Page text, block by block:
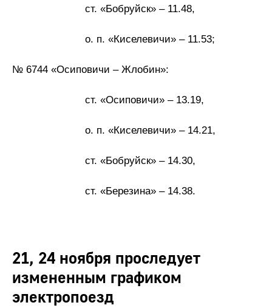
ст. «Бобруйск» – 11.48,
о. п. «Киселевичи» – 11.53;
№ 6744 «Осиповичи – Жлобин»:
ст. «Осиповичи» – 13.19,
о. п. «Киселевичи» – 14.21,
ст. «Бобруйск» – 14.30,
ст. «Березина» – 14.38.
21, 24 ноября проследует
измененным графиком
электропоезд